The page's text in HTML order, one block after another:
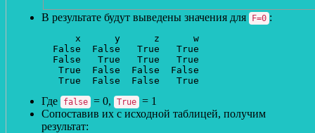
В результате будут выведены значения для F=0 :
      x      y      z      w
  False  False   True   True
  False   True   True   True
   True  False  False  False
Где false = 0, True = 1
Сопоставив их с исходной таблицей, получим
результат: